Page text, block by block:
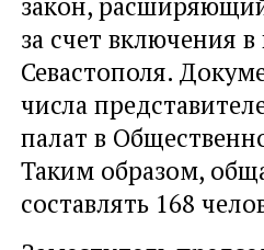
за счет включения
Севастополя.
числа
палат в
Таким образом,
составлять 168